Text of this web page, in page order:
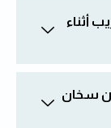
أثناء
سخان